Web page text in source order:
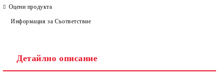
Оцени продукта
Информация за Съответствие
Детайлно описание